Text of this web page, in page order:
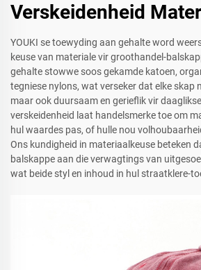
Verskeidenheid
YOUKI se toewyding aan gehalte word
keuse van materiale vir groothandel-
gehalte stowwe soos gekamde katoen,
tegniese nylons, wat verseker dat elke skap
maar ook duursaam en gerieflik vir
verskeidenheid laat handelsmerke toe om
hul waardes pas, of hulle nou
Ons kundigheid in materiaalkeuse beteken
balskappe aan die verwagtings van
wat beide styl en inhoud in hul straatklere-